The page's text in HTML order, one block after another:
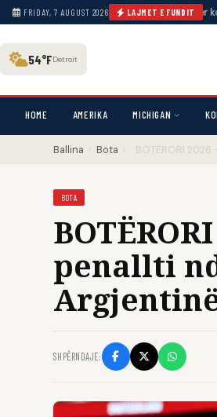
FRIDAY, 7 AUGUST 2026 LAJMET E FUNDIT
duke hapur rrugën për konfirmim
54°FDetroit
HOME AMERIKA MICHIGAN
Ballina › Bota › BOTËRORI
BOTA
penallti
SHPËRNDAJE: